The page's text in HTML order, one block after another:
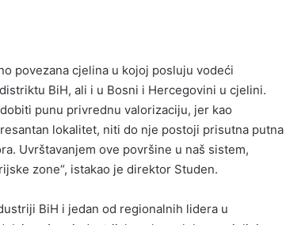
povezana cjelina u kojoj posluju vodeći
BiH, ali i u Bosni i Hercegovini u cjelini.
punu privrednu valorizaciju, jer kao
lokalitet, niti do nje postoji prisutna putna
Uvrštavanjem ove površine u naš sistem,
zone“, istakao je direktor Studen.
BiH i jedan od regionalnih lidera u